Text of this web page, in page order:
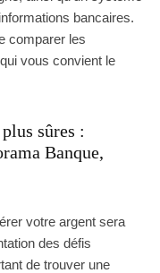
bancaires.
comparer les
vous convient le
sûres :
Banque,
votre argent sera
des défis
de trouver une